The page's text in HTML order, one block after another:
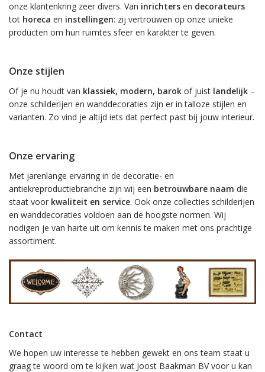
onze klantenkring zeer divers. Van inrichters en decorateurs
tot horeca en instellingen: zij vertrouwen op onze unieke
producten om hun ruimtes sfeer en karakter te geven.
Onze stijlen
Of je nu houdt van klassiek, modern, barok of juist landelijk –
onze schilderijen en wanddecoraties zijn er in talloze stijlen en
varianten. Zo vind je altijd iets dat perfect past bij jouw interieur.
Onze ervaring
Met jarenlange ervaring in de decoratie- en
antiekreproductiebranche zijn wij een betrouwbare naam die
staat voor kwaliteit en service. Ook onze collecties schilderijen
en wanddecoraties voldoen aan de hoogste normen. Wij
nodigen je van harte uit om kennis te maken met ons prachtige
assortiment.
Contact
We hopen uw interesse te hebben gewekt en ons team staat u
graag te woord om te kijken wat Joost Baakman BV voor u kan